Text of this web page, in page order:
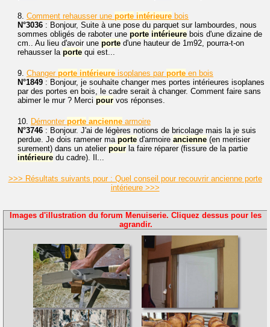
8. Comment rehausser une porte intérieure bois
N°3036 : Bonjour, Suite à une pose du parquet sur lambourdes, nous
sommes obligés de raboter une porte intérieure bois d'une dizaine de
cm.. Au lieu d'avoir une porte d'une hauteur de 1m92, pourra-t-on
rehausser la porte qui est...
9. Changer porte intérieure isoplanes par porte en bois
N°1849 : Bonjour, je souhaite changer mes portes intérieures isoplanes
par des portes en bois, le cadre serait à changer. Comment faire sans
abimer le mur ? Merci pour vos réponses.
10. Démonter porte ancienne armoire
N°3746 : Bonjour. J'ai de légères notions de bricolage mais la je suis
perdue. Je dois ramener ma porte d'armoire ancienne (en merisier
surement) dans un atelier pour la faire réparer (fissure de la partie
intérieure du cadre). Il...
>>> Résultats suivants pour : Quel conseil pour recouvrir ancienne porte
intérieure >>>
Images d'illustration du forum Menuiserie. Cliquez dessus pour les
agrandir.